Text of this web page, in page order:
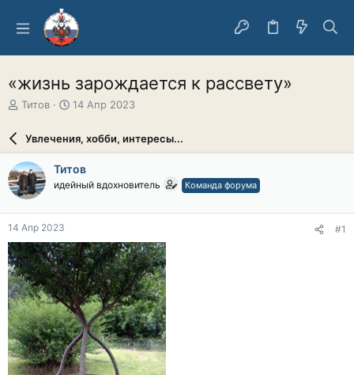
«жизнь зарождается к рассвету»
А
т
о
р
т
е
м
ы
Титов
Д
а
а
ч
л
14 Апр 2023
Увлечения, хобби, интересы...
Титов
идейный вдохновитель Команда форума
14 Апр 2023 #1